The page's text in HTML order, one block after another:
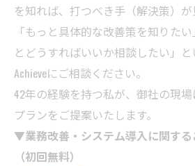
を知れば、打つべき手（解決策）が
「もっと具体的な改善策を知りた
とどうすればいいか相談したい」
Achieveにご相談ください。
42年の経験を持つ私が、御社の現
プランをご提案いたします。
▼業務改善・システム導入に関する
（初回無料）